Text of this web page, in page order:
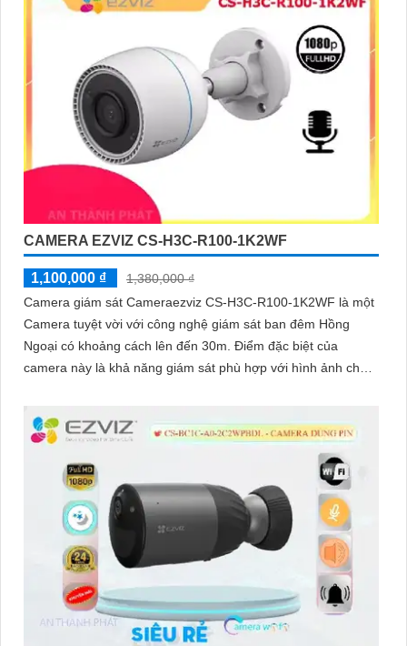
CAMERA EZVIZ CS-H3C-R100-1K2WF
1,100,000 ₫
1,380,000 ₫
Camera giám sát Cameraezviz CS-H3C-R100-1K2WF là một
Camera tuyệt vời với công nghệ giám sát ban đêm Hồng
Ngoại có khoảng cách lên đến 30m. Điểm đặc biệt của
camera này là khả năng giám sát phù hợp với hình ảnh chất